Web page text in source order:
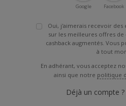
Google Facebook
Oui, j'aimerais recevoir des
sur les meilleures offres de
cashback augmentés. Vous
à tout
En adhérant, vous acceptez
ainsi que notre politique
Déjà un compte ?